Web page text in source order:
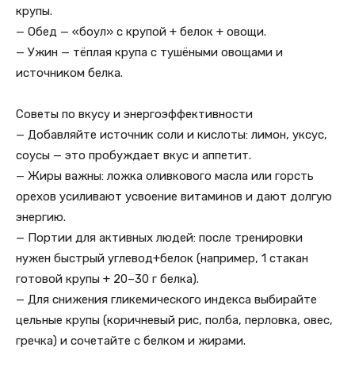
крупы.
— Обед — «боул» с крупой + белок + овощи.
— Ужин — тёплая крупа с тушёными овощами и
источником белка.
Советы по вкусу и энергоэффективности
— Добавляйте источник соли и кислоты: лимон, уксус,
соусы — это пробуждает вкус и аппетит.
— Жиры важны: ложка оливкового масла или горсть
орехов усиливают усвоение витаминов и дают долгую
энергию.
— Портии для активных людей: после тренировки
нужен быстрый углевод+белок (например, 1 стакан
готовой крупы + 20–30 г белка).
— Для снижения гликемического индекса выбирайте
цельные крупы (коричневый рис, полба, перловка, овес,
гречка) и сочетайте с белком и жирами.